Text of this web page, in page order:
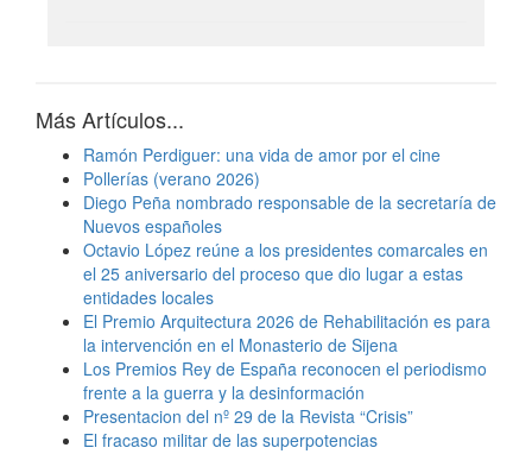
Más Artículos...
Ramón Perdiguer: una vida de amor por el cine
Pollerías (verano 2026)
Diego Peña nombrado responsable de la secretaría de
Nuevos españoles
Octavio López reúne a los presidentes comarcales en
el 25 aniversario del proceso que dio lugar a estas
entidades locales
El Premio Arquitectura 2026 de Rehabilitación es para
la intervención en el Monasterio de Sijena
Los Premios Rey de España reconocen el periodismo
frente a la guerra y la desinformación
Presentacion del nº 29 de la Revista “Crisis”
El fracaso militar de las superpotencias